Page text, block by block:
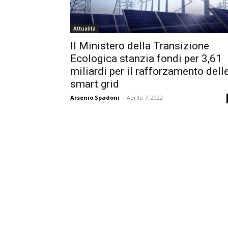
Attualità
Il Ministero della Transizione
Ecologica stanzia fondi per 3,61
miliardi per il rafforzamento
smart grid
Arsenio Spadoni - Aprile 7, 2022